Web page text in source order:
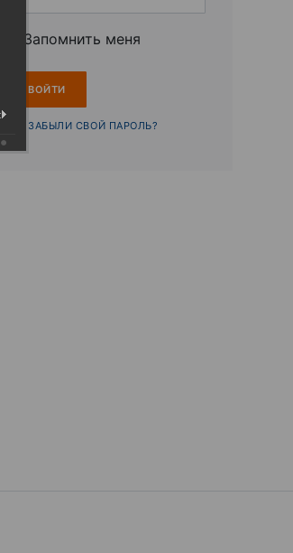
Запомнить меня
ЗАБЫЛИ СВОЙ ПАРОЛЬ?